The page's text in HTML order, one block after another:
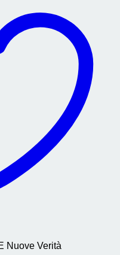
Nuove Verità